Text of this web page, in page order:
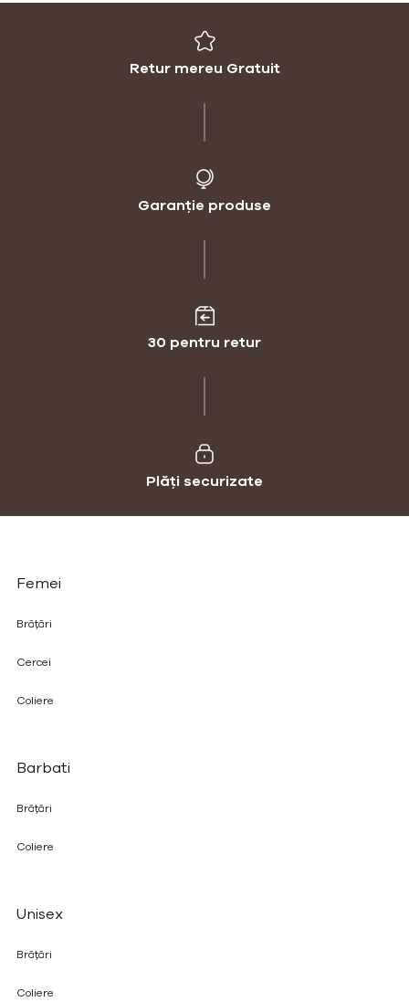
Retur mereu Gratuit
Garanție produse
30 pentru retur
Plăți securizate
Femei
Brățări
Cercei
Coliere
Barbati
Brățări
Coliere
Unisex
Brățări
Coliere